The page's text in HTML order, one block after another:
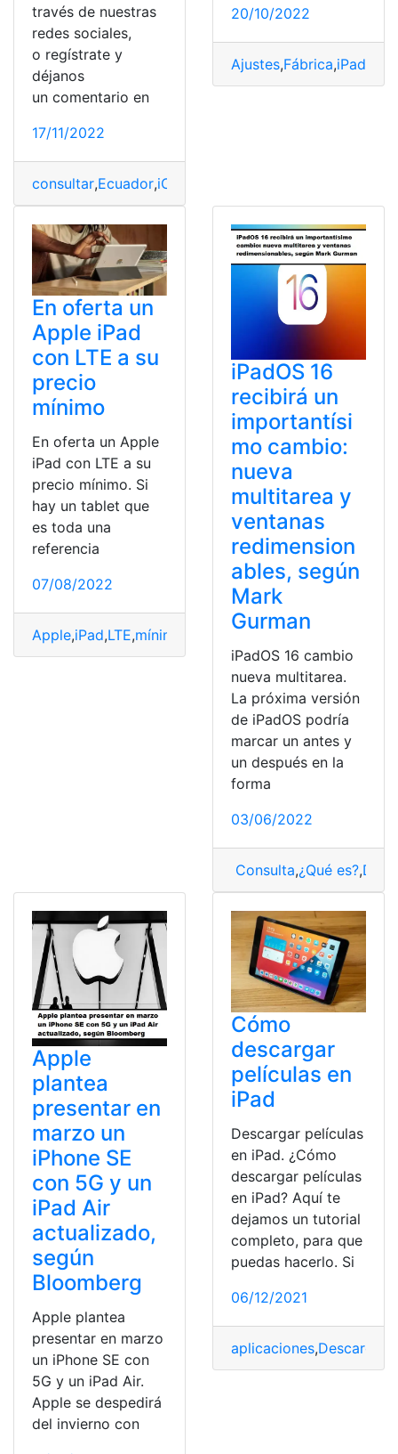
través de nuestras
redes sociales,
o regístrate y
déjanos
un comentario en
17/11/2022
consultar,Ecuador,iCloud
20/10/2022
Ajustes,Fábrica,iPad
En oferta un
Apple iPad
con LTE a su
precio
mínimo
En oferta un Apple
iPad con LTE a su
precio mínimo. Si
hay un tablet que
es toda una
referencia
07/08/2022
Apple,iPad,LTE,mínimo
iPadOS 16
recibirá un
importantísi
mo cambio:
nueva
multitarea y
ventanas
redimension
ables, según
Mark
Gurman
iPadOS 16 cambio
nueva multitarea.
La próxima versión
de iPadOS podría
marcar un antes y
un después en la
forma
03/06/2022
Consulta,¿Qué es?,
Apple
plantea
presentar en
marzo un
iPhone SE
con 5G y un
iPad Air
actualizado,
según
Bloomberg
Apple plantea
presentar en marzo
un iPhone SE con
5G y un iPad Air.
Apple se despedirá
del invierno con
Cómo
descargar
películas en
iPad
Descargar películas
en iPad. ¿Cómo
descargar películas
en iPad? Aquí te
dejamos un tutorial
completo, para que
puedas hacerlo. Si
06/12/2021
aplicaciones,Descargar